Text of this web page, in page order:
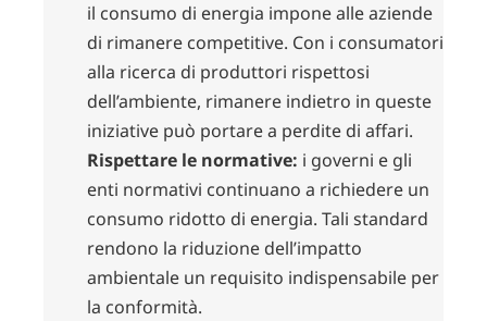
il consumo di energia impone alle aziende
di rimanere competitive. Con i consumatori
alla ricerca di produttori rispettosi
dell’ambiente, rimanere indietro in queste
iniziative può portare a perdite di affari.
Rispettare le normative: i governi e gli
enti normativi continuano a richiedere un
consumo ridotto di energia. Tali standard
rendono la riduzione dell’impatto
ambientale un requisito indispensabile per
la conformità.